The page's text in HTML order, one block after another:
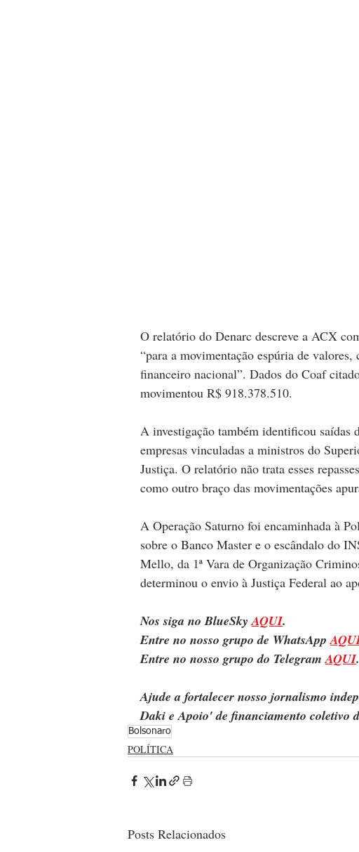
O relatório do Denarc descreve a ACX
“para a movimentação espúria de
financeiro nacional”. Dados do Coaf
movimentou R$ 918.378.510.
A investigação também identificou
empresas vinculadas a ministros do
Justiça. O relatório não trata esses
como outro braço das movimentações
A Operação Saturno foi encaminhada à
sobre o Banco Master e o escândalo do
Mello, da 1ª Vara de Organização
determinou o envio à Justiça Federal ao
Nos siga no BlueSky AQUI.
Entre no nosso grupo de WhatsApp
Entre no nosso grupo do Telegram AQUI.
Ajude a fortalecer nosso jornalismo
Daki e Apoio' de financiamento
Bolsonaro
POLÍTICA
Posts Relacionados